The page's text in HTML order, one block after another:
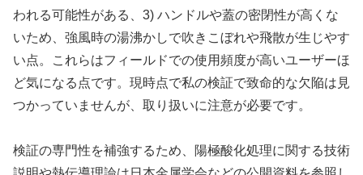
われる可能性がある、3) ハンドルや蓋の密閉性が高くな
いため、強風時の湯沸かしで吹きこぼれや飛散が生じやす
い点。これらはフィールドでの使用頻度が高いユーザーほ
ど気になる点です。現時点で私の検証で致命的な欠陥は見
つかっていませんが、取り扱いに注意が必要です。
検証の専門性を補強するため、陽極酸化処理に関する技術